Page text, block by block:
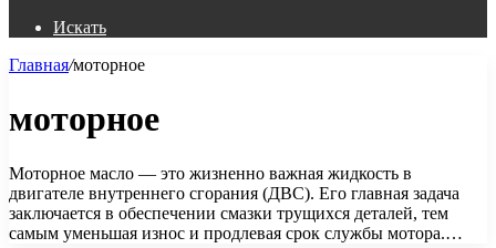
Искать
Главная/моторное
моторное
Моторное масло — это жизненно важная жидкость в
двигателе внутреннего сгорания (ДВС). Его главная задача
заключается в обеспечении смазки трущихся деталей, тем
самым уменьшая износ и продлевая срок службы мотора.…